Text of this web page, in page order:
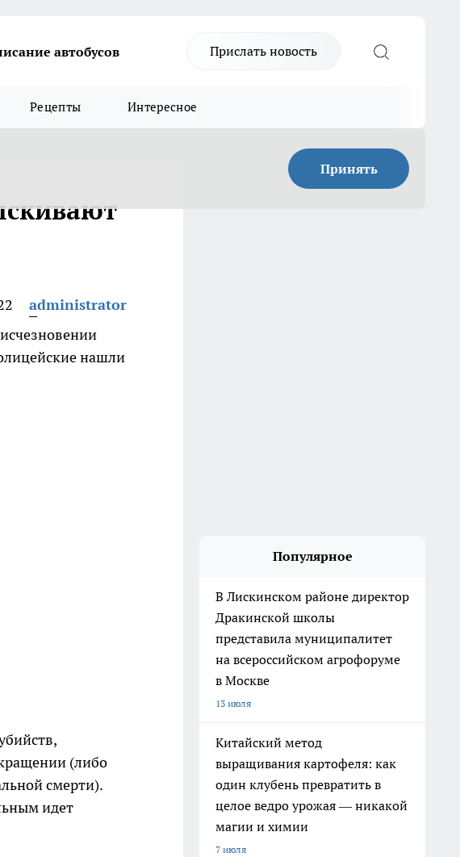
автобусов Прислать новость
Рецепты Интересное
Принять
administrator
нашли
(либо
смерти).
идет
Популярное
В Лискинском районе директор
Дракинской школы
представила муниципалитет
на всероссийском агрофоруме
в Москве
13 июля
Китайский метод
выращивания картофеля: как
один клубень превратить в
целое ведро урожая — никакой
магии и химии
7 июля